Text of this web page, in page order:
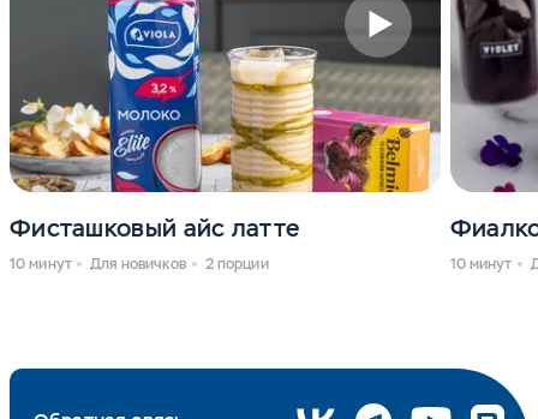
Фисташковый айс латте
10 минут Для новичков 2 порции 10 минут